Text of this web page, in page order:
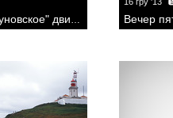
Передночное "броуновское" движение на Майдане